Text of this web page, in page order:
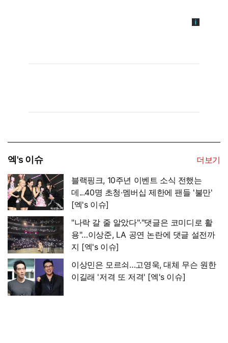
엑's 이슈
더보기
블랙핑크, 10주년 이벤트 소식 전했는
데...40명 초청·멤버십 제한에 팬들 '불만'
[엑's 이슈]
"나락 갈 줄 알았다"·"댓글은 코미디로 활
용"…이상준, LA 공연 논란에 댓글 설전까
지 [엑's 이슈]
이상민은 모르쇠…고영욱, 대체 무슨 원한
이길래 '저격 또 저격' [엑's 이슈]